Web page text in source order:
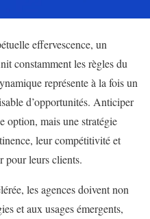
effervescence, un
constamment les règles du
représente à la fois un
d’opportunités. Anticiper
option, mais une stratégie
leur compétitivité et
pour leurs clients.
les agences doivent non
et aux usages émergents,